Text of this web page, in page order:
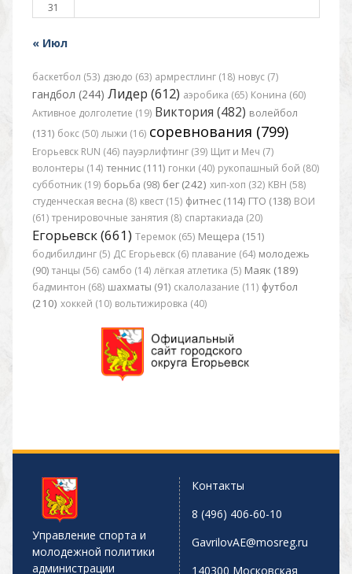
31
« Июл
баскетбол (53) дзюдо (63) армрестлинг (18) новус (7)
гандбол (244) Лидер (612) аэробика (65) Конина (60)
Активное долголетие (19) Виктория (482) волейбол
(131) бокс (50) лыжи (16) соревнования (799)
Егорьевск RUN (46) пауэрлифтинг (39) Щит и Меч (7)
волонтеры (14) теннис (111) гонки (40) рукопашный бой (80)
субботник (19) борьба (98) бег (242) хип-хоп (32) КВН (58)
студенческая весна (8) квест (15) фитнес (114) ГТО (138) ВОИ
(61) тренировочные занятия (8) спартакиада (20)
Егорьевск (661) Теремок (65) Мещера (151)
бодибилдинг (5) ДС Егорьевск (6) плавание (64) молодежь
(90) танцы (56) самбо (14) лёгкая атлетика (5) Маяк (189)
бадминтон (68) шахматы (91) скалолазание (11) футбол
(210) хоккей (10) вольтижировка (40)
Управление спорта и
молодежной политики
администрации
Контакты
8 (496) 406-60-10
GavrilovAE@mosreg.ru
140300 Московская